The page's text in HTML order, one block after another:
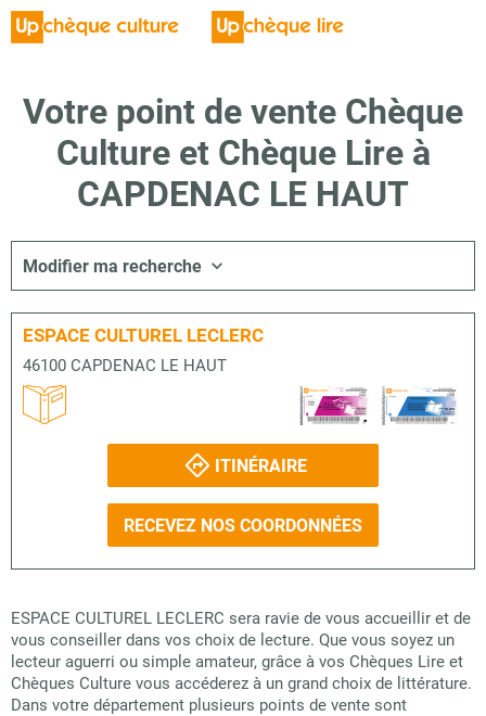
Votre point de vente Chèque
Culture et Chèque Lire à
CAPDENAC LE HAUT
Modifier ma recherche
ESPACE CULTUREL LECLERC
46100 CAPDENAC LE HAUT
ITINÉRAIRE
RECEVEZ NOS COORDONNÉES
ESPACE CULTUREL LECLERC sera ravie de vous accueillir et de
vous conseiller dans vos choix de lecture. Que vous soyez un
lecteur aguerri ou simple amateur, grâce à vos Chèques Lire et
Chèques Culture vous accéderez à un grand choix de littérature.
Dans votre département plusieurs points de vente sont